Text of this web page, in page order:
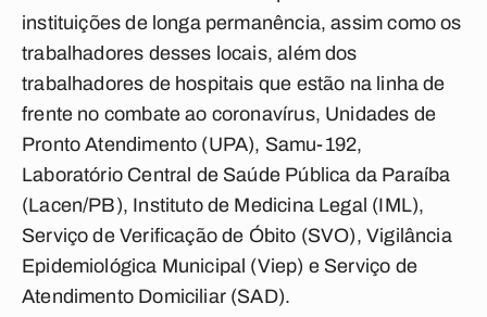
instituições de longa permanência, assim como os
trabalhadores desses locais, além dos
trabalhadores de hospitais que estão na linha de
frente no combate ao coronavírus, Unidades de
Pronto Atendimento (UPA), Samu-192,
Laboratório Central de Saúde Pública da Paraíba
(Lacen/PB), Instituto de Medicina Legal (IML),
Serviço de Verificação de Óbito (SVO), Vigilância
Epidemiológica Municipal (Viep) e Serviço de
Atendimento Domiciliar (SAD).